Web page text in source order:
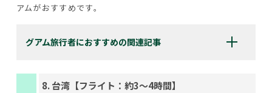
アムがおすすめです。
グアム旅行者におすすめの関連記事
8. 台湾【フライト：約3〜4時間】